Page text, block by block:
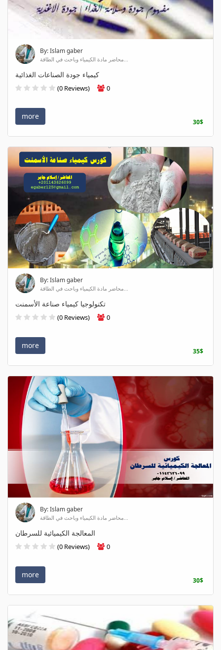
By: Islam gaber
محاضر مادة الكيمياء وباحث في الطاقة...
كيمياء جودة الصناعات الغذائية
(0 Reviews) 0
more
30$
By: Islam gaber
محاضر مادة الكيمياء وباحث في الطاقة...
تكنولوجيا كيمياء صناعة الأسمنت
(0 Reviews) 0
more
35$
By: Islam gaber
محاضر مادة الكيمياء وباحث في الطاقة...
المعالجة الكيميائية للسرطان
(0 Reviews) 0
more
30$